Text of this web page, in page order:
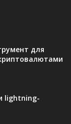
для
lightning-